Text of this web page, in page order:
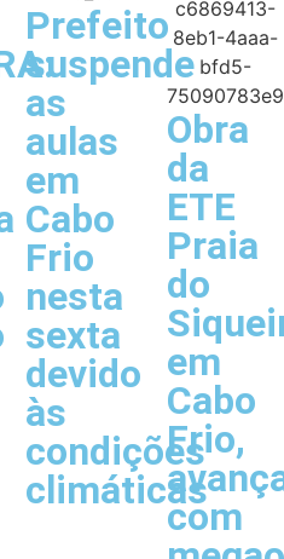
Prefeito
suspende
as
aulas
em
Cabo
Frio
nesta
sexta
devido
às
condições
climáticas
Obra
da
ETE
Praia
do
em
Cabo
Frio,
com